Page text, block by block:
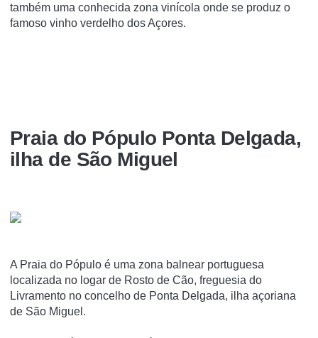
também uma conhecida zona vinícola onde se produz o
famoso vinho verdelho dos Açores.
Praia do Pópulo Ponta Delgada,
ilha de São Miguel
A Praia do Pópulo é uma zona balnear portuguesa
localizada no logar de Rosto de Cão, freguesia do
Livramento no concelho de Ponta Delgada, ilha açoriana
de São Miguel.